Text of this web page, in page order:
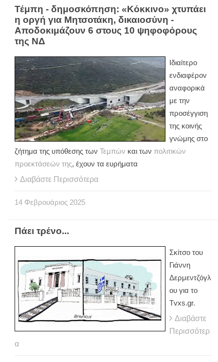
Τέμπη - δημοσκόπηση: «Κόκκινο» χτυπάει
η οργή για Μητσοτάκη, δικαιοσύνη -
Αποδοκιμάζουν 6 στους 10 ψηφοφόρους
της ΝΔ
Ιδιαίτερο
ενδιαφέρον
αναφορικά
με την
προσέγγιση
της κοινής
γνώμης στο
ζήτημα της υπόθεσης των Τεμπών και των πολιτικών
προεκτάσεών της, έχουν τα ευρήματα
Διαβάστε Περισσότερα
14 Φεβρουάριος 2025
Πάει τρένο...
Σκίτσο του
Γιάννη
Δερμεντζόγλ
ου για το
Tvxs.gr.
Διαβάστε
Περισσότερ
α